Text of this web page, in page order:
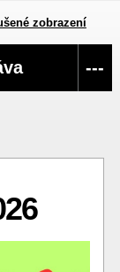
zobrazení
---